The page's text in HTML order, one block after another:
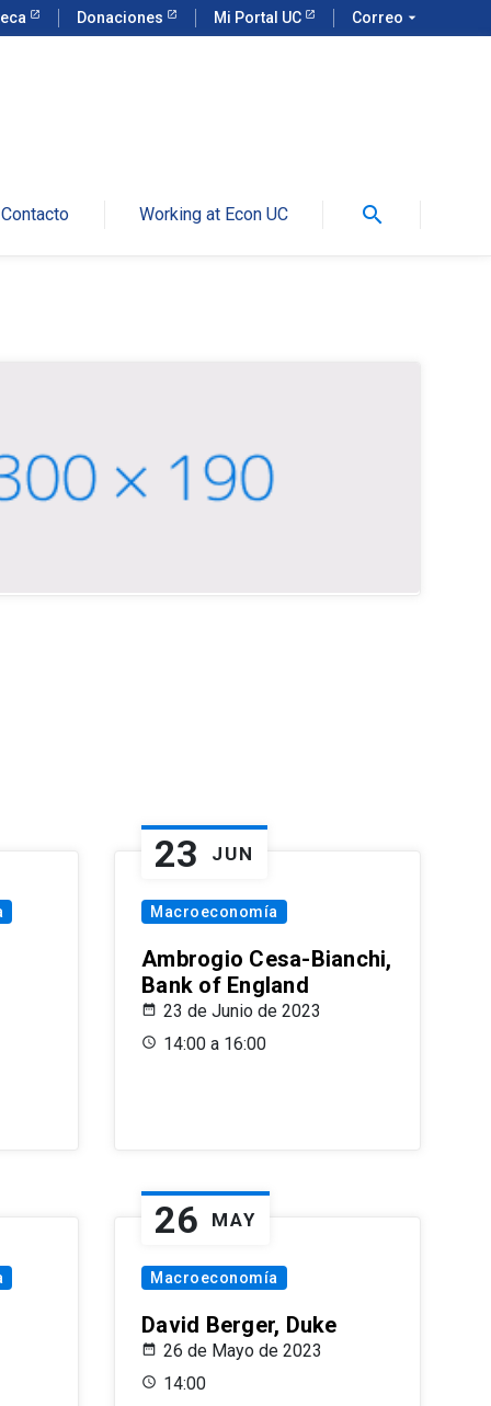
Donaciones Mi Portal UC Correo arrow_drop_down
Contacto Working at Econ UC search
23 JUN
Macroeconomía
Ambrogio Cesa-Bianchi,
Bank of England
23 de Junio de 2023
14:00 a 16:00
26 MAY
Macroeconomía
David Berger, Duke
26 de Mayo de 2023
14:00